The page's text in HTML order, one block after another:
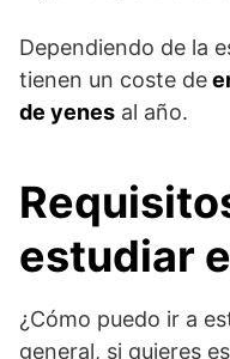
Dependiendo de la
tienen un coste de
de yenes al año.
estudiar
¿Cómo puedo ir a
general, si quieres